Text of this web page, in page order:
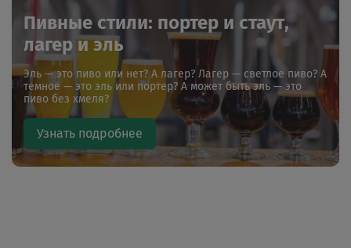
Пивные стили: портер и стаут,
лагер и эль
Эль — это пиво или нет? А лагер? Лагер — светлое пиво? А
темное — это эль или портер? А может быть эль — это
пиво без хмеля?
Узнать подробнее